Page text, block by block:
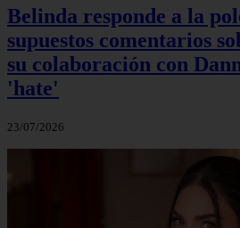
Belinda responde a la
supuestos comentarios
su colaboración con
'hate'
23/07/2026